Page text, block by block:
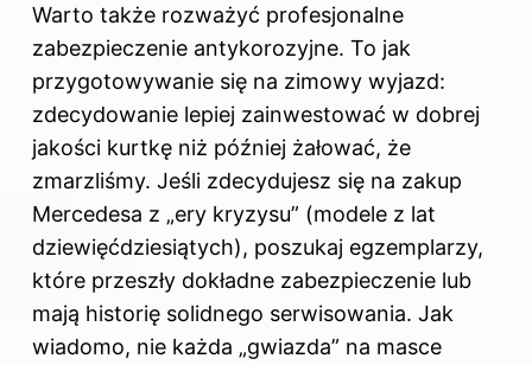
Warto także rozważyć profesjonalne
zabezpieczenie antykorozyjne. To jak
przygotowywanie się na zimowy wyjazd:
zdecydowanie lepiej zainwestować w dobrej
jakości kurtkę niż później żałować, że
zmarzliśmy. Jeśli zdecydujesz się na zakup
Mercedesa z „ery kryzysu” (modele z lat
dziewięćdziesiątych), poszukaj egzemplarzy,
które przeszły dokładne zabezpieczenie lub
mają historię solidnego serwisowania. Jak
wiadomo, nie każda „gwiazda” na masce